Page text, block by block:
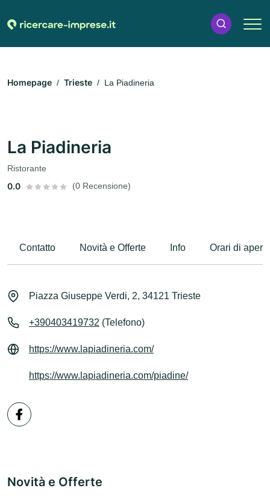
Homepage Trieste La Piadineria
La Piadineria
Ristorante
0.0 (0 Recensione)
Contatto Novità e Offerte Info Orari di
Piazza Giuseppe Verdi, 2, 34121 Trieste
+390403419732 (Telefono)
https://www.lapiadineria.com/
https://www.lapiadineria.com/piadine/
Novità e Offerte